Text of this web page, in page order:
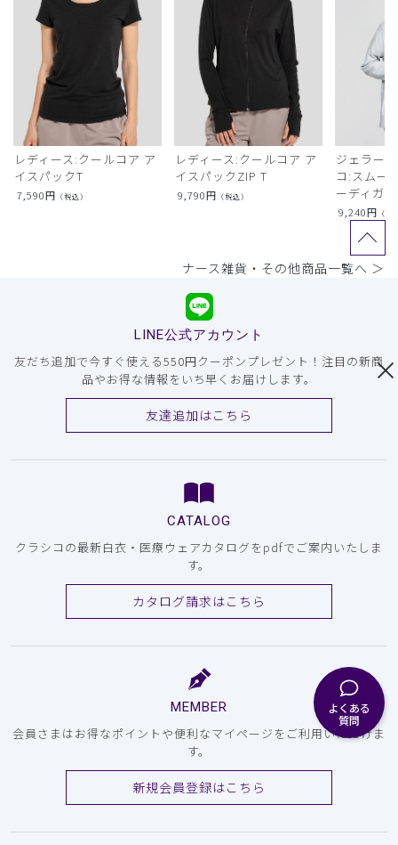
よくある
質問
レディース:クールコア ア
イスパックT
7,590円 （税込）
レディース:クールコア ア
イスパックZIP T
9,790円 （税込）
ジェラー
コ:スムー
ーディガン
9,240円 （税
ナース雑貨・その他商品一覧へ ＞
LINE公式アカウント
友だち追加で今すぐ使える550円クーポンプレゼント！注目の新商
品やお得な情報をいち早くお届けします。
友達追加はこちら
CATALOG
クラシコの最新白衣・医療ウェアカタログをpdfでご案内いたしま
す。
カタログ請求はこちら
MEMBER
会員さまはお得なポイントや便利なマイページをご利用いただけま
す。
新規会員登録はこちら